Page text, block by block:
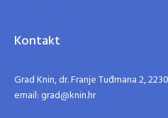
Kontakt
Grad Knin, dr. Franje Tuđmana 2,
email: grad@knin.hr